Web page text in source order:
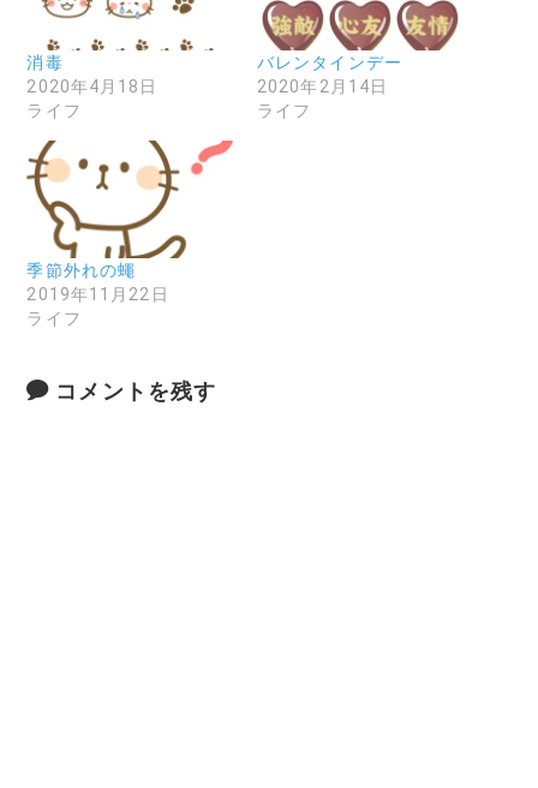
消毒
2020年4月18日
ライフ
バレンタインデー
2020年2月14日
ライフ
季節外れの蠅
2019年11月22日
ライフ
コメントを残す